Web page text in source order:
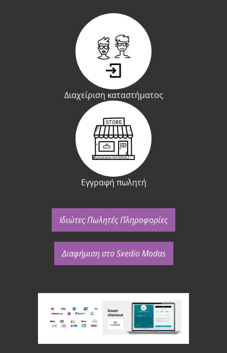
Διαχείριση καταστήματος
Εγγραφή πωλητή
Ιδιώτες Πωλητές Πληροφορίες
Διαφήμιση στο Sxedio Modas